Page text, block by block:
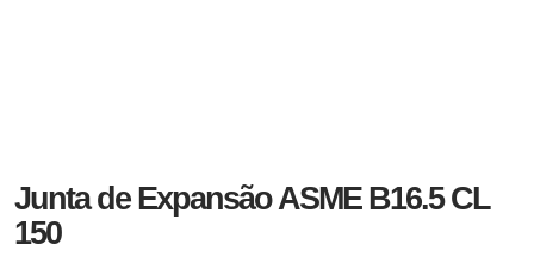
Junta de Expansão ASME B16.5 CL
150